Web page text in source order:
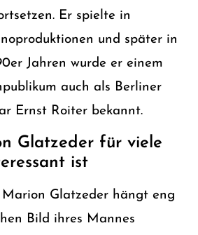
Er spielte in
und später in
Jahren wurde er einem
auch als Berliner
Ernst Roiter bekannt.
Glatzeder für viele
ist
Marion Glatzeder hängt eng
Bild ihres Mannes